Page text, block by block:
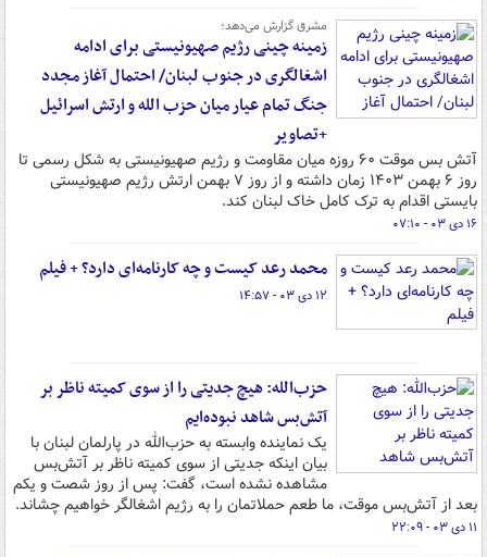
مشرق گزارش می‌دهد؛
زمینه چینی رژیم صهیونیستی برای ادامه
اشغالگری در جنوب لبنان/ احتمال آغاز مجدد
جنگ تمام عیار میان حزب الله و ارتش اسرائیل
+تصاویر
آتش بس موقت ۶۰ روزه میان مقاومت و رژیم صهیونیستی به شکل رسمی تا
روز ۶ بهمن ۱۴۰۳ زمان داشته و از روز ۷ بهمن ارتش رژیم صهیونیستی
بایستی اقدام به ترک کامل خاک لبنان کند.
۱۶ دی ۰۳ - ۰۷:۱۰
محمد رعد کیست و چه کارنامه‌ای دارد؟ + فیلم
۱۲ دی ۰۳ - ۱۴:۵۷
حزب‌الله: هیچ جدیتی را از سوی کمیته ناظر بر
آتش‌بس شاهد نبوده‌ایم
یک نماینده وابسته به حزب‌الله در پارلمان لبنان با
بیان اینکه جدیتی از سوی کمیته ناظر بر آتش‌بس
مشاهده نشده است، گفت: پس از روز شصت و یکم
بعد از آتش‌بس موقت، ما طعم حملاتمان را به رژیم اشغالگر خواهیم چشاند.
۱۱ دی ۰۳ - ۲۲:۰۹